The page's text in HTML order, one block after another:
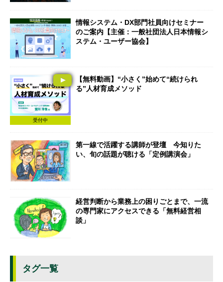
情報システム・DX部門社員向けセミナー
のご案内【主催：一般社団法人日本情報シ
ステム・ユーザー協会】
受付中
【無料動画】“小さく”始めて“続けられ
る”人材育成メソッド
第一線で活躍する講師が登壇 今知りた
い、旬の話題が聴ける「定例講演会」
経営判断から業務上の困りごとまで、一流
の専門家にアクセスできる「無料経営相
談」
タグ一覧